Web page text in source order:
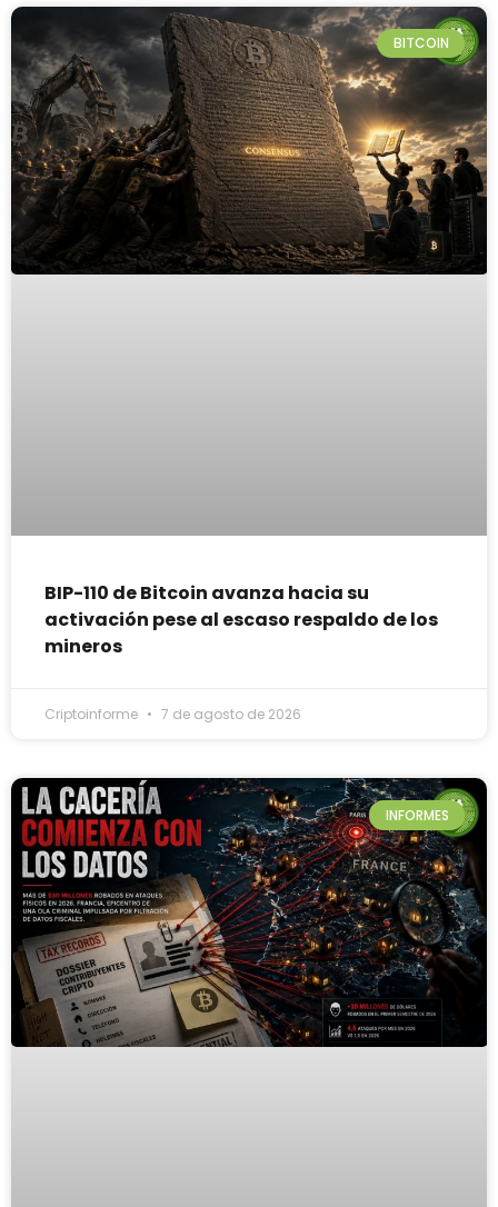
BITCOIN
BIP-110 de Bitcoin avanza hacia su
activación pese al escaso respaldo de los
mineros
Criptoinforme 7 de agosto de 2026
INFORMES